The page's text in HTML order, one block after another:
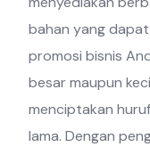
bahan yang
promosi bisnis
besar maupun
menciptakan
lama. Dengan